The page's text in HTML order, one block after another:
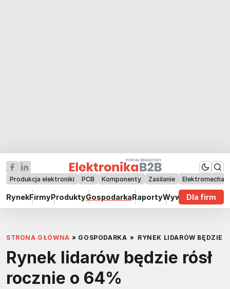
Produkcja elektroniki PCB Komponenty Zasilanie
RynekFirmyProduktyGospodarkaRaportyWywiadyDla firm
STRONA GŁÓWNA » GOSPODARKA » RYNEK LIDARÓW BĘDZIE
Rynek lidarów będzie rósł
rocznie o 64%